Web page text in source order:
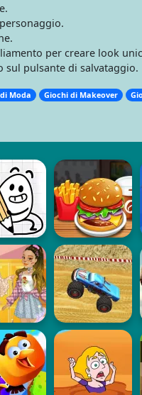
per creare look
pulsante di salvataggio.
Moda Giochi di Makeover